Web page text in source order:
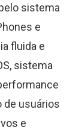
sistema
e
fluida e
sistema
de usuários
e